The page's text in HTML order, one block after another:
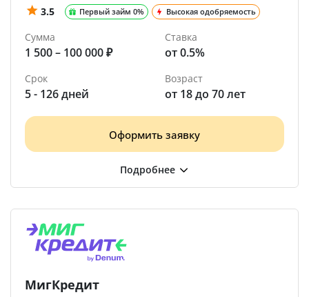
3.5 Первый займ 0% Высокая одобряемость
Сумма
1 500 – 100 000 ₽
Ставка
от 0.5%
Срок
5 - 126 дней
Возраст
от 18 до 70 лет
Оформить заявку
МигКредит